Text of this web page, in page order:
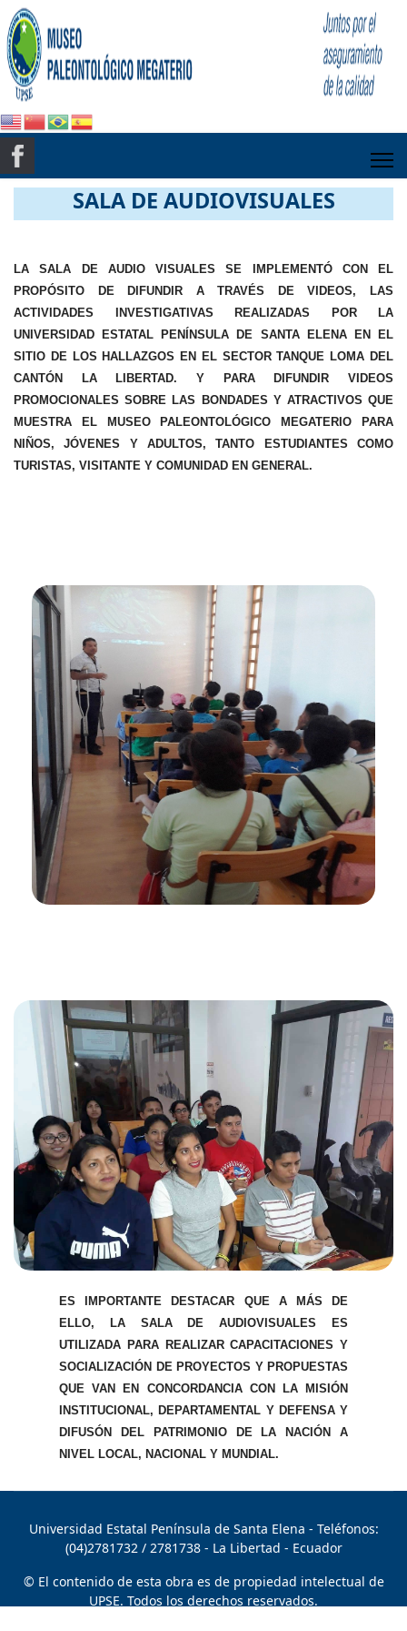
SALA DE AUDIOVISUALES
LA SALA DE AUDIO VISUALES SE IMPLEMENTÓ CON EL
PROPÓSITO DE DIFUNDIR A TRAVÉS DE VIDEOS, LAS
ACTIVIDADES INVESTIGATIVAS REALIZADAS POR LA
UNIVERSIDAD ESTATAL PENÍNSULA DE SANTA ELENA EN EL
SITIO DE LOS HALLAZGOS EN EL SECTOR TANQUE LOMA DEL
CANTÓN LA LIBERTAD. Y PARA DIFUNDIR VIDEOS
PROMOCIONALES SOBRE LAS BONDADES Y ATRACTIVOS QUE
MUESTRA EL MUSEO PALEONTOLÓGICO MEGATERIO PARA
NIÑOS, JÓVENES Y ADULTOS, TANTO ESTUDIANTES COMO
TURISTAS, VISITANTE Y COMUNIDAD EN GENERAL.
ES IMPORTANTE DESTACAR QUE A MÁS DE
ELLO, LA SALA DE AUDIOVISUALES ES
UTILIZADA PARA REALIZAR CAPACITACIONES Y
SOCIALIZACIÓN DE PROYECTOS Y PROPUESTAS
QUE VAN EN CONCORDANCIA CON LA MISIÓN
INSTITUCIONAL, DEPARTAMENTAL Y DEFENSA Y
DIFUSÓN DEL PATRIMONIO DE LA NACIÓN A
NIVEL LOCAL, NACIONAL Y MUNDIAL.
Universidad Estatal Península de Santa Elena - Teléfonos:
(04)2781732 / 2781738 - La Libertad - Ecuador
© El contenido de esta obra es de propiedad intelectual de
UPSE. Todos los derechos reservados.